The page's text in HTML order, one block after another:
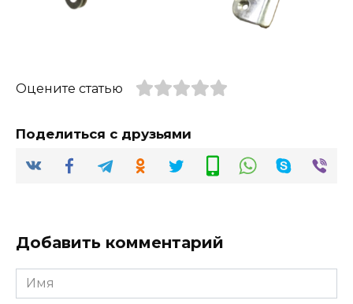
Оцените статью
Поделиться с друзьями
Добавить комментарий
Имя
*